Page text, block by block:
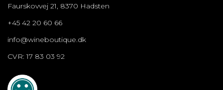
Faurskovvej 21, 8370 Hadsten
+45 42 20 60 66
info@wineboutique.dk
CVR: 17 83 03 92